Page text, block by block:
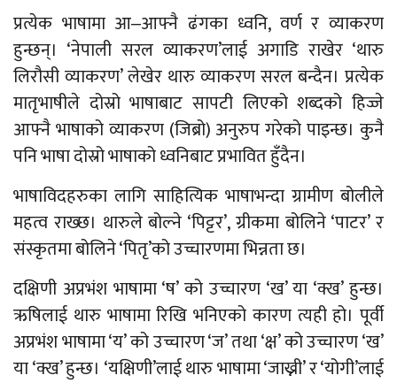
प्रत्येक भाषामा आ‒आफ्नै ढंगका ध्वनि, वर्ण र व्याकरण
हुन्छन्। ‘नेपाली सरल व्याकरण’लाई अगाडि राखेर ‘थारु
लिरौसी व्याकरण’ लेखेर थारु व्याकरण सरल बन्दैन। प्रत्येक
मातृभाषीले दोस्रो भाषाबाट सापटी लिएको शब्दको हिज्जे
आफ्नै भाषाको व्याकरण (जिब्रो) अनुरुप गरेको पाइन्छ। कुनै
पनि भाषा दोस्रो भाषाको ध्वनिबाट प्रभावित हुँदैन।
भाषाविदहरुका लागि साहित्यिक भाषाभन्दा ग्रामीण बोलीले
महत्व राख्छ। थारुले बोल्ने ‘पिट्टर’, ग्रीकमा बोलिने ‘पाटर’ र
संस्कृतमा बोलिने ‘पितृ’को उच्चारणमा भिन्नता छ।
दक्षिणी अप्रभंश भाषामा ‘ष’ को उच्चारण ‘ख’ या ‘क्ख’ हुन्छ।
ऋषिलाई थारु भाषामा रिखि भनिएको कारण त्यही हो। पूर्वी
अप्रभंश भाषामा ‘य’ को उच्चारण ‘ज’ तथा ‘क्ष’ को उच्चारण ‘ख’
या ‘क्ख’ हुन्छ। ‘यक्षिणी’लाई थारु भाषामा ‘जाख्नी’ र ‘योगी’लाई